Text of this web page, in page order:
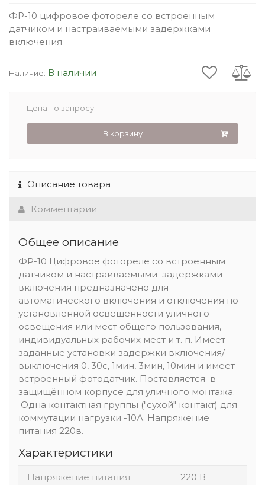
ФР-10 цифровое фотореле со встроенным
датчиком и настраиваемыми задержками
включения
Наличие: В наличии
Цена по запросу
В корзину
Описание товара
Комментарии
Общее описание
ФР-10 Цифровое фотореле со встроенным
датчиком и настраиваемыми задержками
включения предназначено для
автоматического включения и отключения по
установленной освещенности уличного
освещения или мест общего пользования,
индивидуальных рабочих мест и т. п. Имеет
заданные установки задержки включения/
выключения 0, 30c, 1мин, 3мин, 10мин и имеет
встроенный фотодатчик. Поставляется в
защищённом корпусе для уличного монтажа.
Одна контактная группы ("сухой" контакт) для
коммутации нагрузки -10А. Напряжение
питания 220в.
Характеристики
Напряжение питания
220 В